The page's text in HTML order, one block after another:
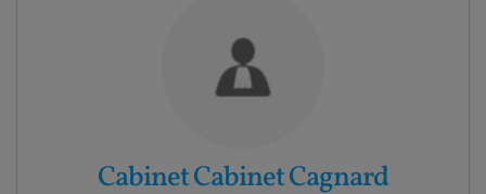
Cabinet Cabinet Cagnard